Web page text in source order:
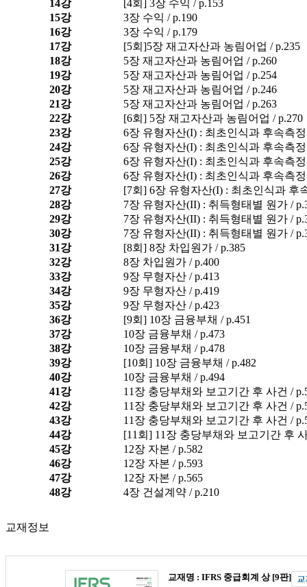
14강
[4회] 3장 수익 / p.153
15강
3장 수익 / p.190
16강
3장 수익 / p.179
17강
[5회]5장 재고자산과 농림어업 / p.235
18강
5장 재고자산과 농림어업 / p.260
19강
5장 재고자산과 농림어업 / p.254
20강
5장 재고자산과 농림어업 / p.246
21강
5장 재고자산과 농림어업 / p.263
22강
[6회] 5장 재고자산과 농림어업 / p.270
23강
6장 유형자산(I) : 최초인식과 후속측정
24강
6장 유형자산(I) : 최초인식과 후속측정
25강
6장 유형자산(I) : 최초인식과 후속측정
26강
6장 유형자산(I) : 최초인식과 후속측정
27강
[7회] 6장 유형자산(I) : 최초인식과 후
28강
7장 유형자산(II) : 취득형태별 원가 /
29강
7장 유형자산(II) : 취득형태별 원가 /
30강
7장 유형자산(II) : 취득형태별 원가 /
31강
[8회] 8장 차입원가 / p.385
32강
8장 차입원가 / p.400
33강
9장 무형자산 / p.413
34강
9장 무형자산 / p.419
35강
9장 무형자산 / p.423
36강
[9회] 10장 금융부채 / p.451
37강
10장 금융부채 / p.473
38강
10장 금융부채 / p.478
39강
[10회] 10장 금융부채 / p.482
40강
10장 금융부채 / p.494
41강
11장 충당부채와 보고기간 후 사건 /
42강
11장 충당부채와 보고기간 후 사건 /
43강
11장 충당부채와 보고기간 후 사건 /
44강
[11회] 11장 충당부채와 보고기간 후
45강
12장 자본 / p.582
46강
12장 자본 / p.593
47강
12장 자본 / p.565
48강
4장 건설계약 / p.210
교재정보
교재명 : IFRS 중급회계 상 [9판]